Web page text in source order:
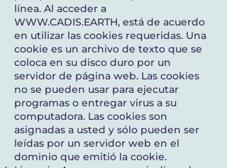
línea. Al acceder a
WWW.CADIS.EARTH, está de acuerdo
en utilizar las cookies requeridas. Una
cookie es un archivo de texto que se
coloca en su disco duro por un
servidor de página web. Las cookies
no se pueden usar para ejecutar
programas o entregar virus a su
computadora. Las cookies son
asignadas a usted y sólo pueden ser
leídas por un servidor web en el
dominio que emitió la cookie.